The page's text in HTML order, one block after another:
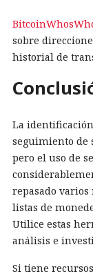
sobre
historial de
La
seguimiento de
pero el uso de
repasado
listas de
Utilice estas
análisis e
Si tiene